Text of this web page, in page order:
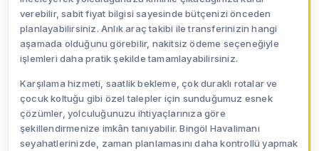
verebilir, sabit fiyat bilgisi sayesinde bütçenizi önceden
planlayabilirsiniz. Anlık araç takibi ile transferinizin hangi
aşamada olduğunu görebilir, nakitsiz ödeme seçeneğiyle
işlemleri daha pratik şekilde tamamlayabilirsiniz.
Karşılama hizmeti, saatlik bekleme, çok duraklı rotalar ve
çocuk koltuğu gibi özel talepler için sunduğumuz esnek
çözümler, yolculuğunuzu ihtiyaçlarınıza göre
şekillendirmenize imkân tanıyabilir. Bingöl Havalimanı
seyahatlerinizde, zaman planlamasını daha kontrollü yapmak